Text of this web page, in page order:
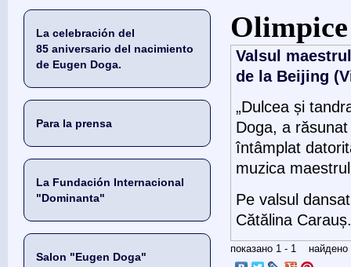
La celebración del
85 aniversario del nacimiento
de Eugen Doga.
Para la prensa
La Fundación Internacional
"Dominanta"
Salon "Eugen Doga"
Usted está aquí
Valsul
de la Beijing
„Dulcea și
Doga, a
întâmplat
muzica
Pe valsul
Cătălina
показано 1 - 1 найдено